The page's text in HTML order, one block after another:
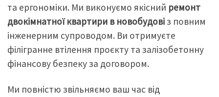
та ергономіки. Ми виконуємо якісний ремонт
двокімнатної квартири в новобудовіз повним
інженерним супроводом. Ви отримуєте
філігранне втілення проєкту та залізобетонну
фінансову безпеку за договором.
Ми повністю звільняємо ваш час від